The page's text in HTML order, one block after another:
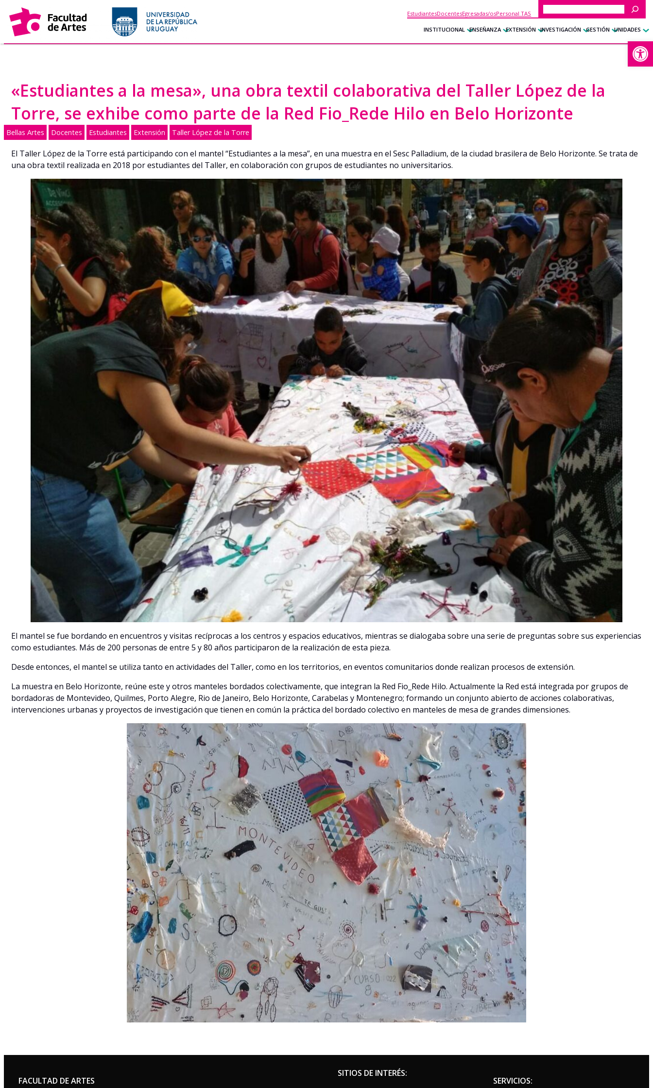
Saltar
al
contenido
EstudiantesDocentesEgresadas/osPersonal TAS
Buscar
INSTITUCIONAL ENSEÑANZA EXTENSIÓN INVESTIGACIÓN GESTIÓN UNIDADES
«Estudiantes a la mesa», una obra textil colaborativa del Taller López de la
Torre, se exhibe como parte de la Red Fio_Rede Hilo en Belo Horizonte
Bellas Artes Docentes Estudiantes Extensión Taller López de la Torre
El Taller López de la Torre está participando con el mantel “Estudiantes a la mesa”, en una muestra en el Sesc Palladium, de la ciudad brasilera de Belo Horizonte. Se trata de
una obra textil realizada en 2018 por estudiantes del Taller, en colaboración con grupos de estudiantes no universitarios.
El mantel se fue bordando en encuentros y visitas recíprocas a los centros y espacios educativos, mientras se dialogaba sobre una serie de preguntas sobre sus experiencias
como estudiantes. Más de 200 personas de entre 5 y 80 años participaron de la realización de esta pieza.
Desde entonces, el mantel se utiliza tanto en actividades del Taller, como en los territorios, en eventos comunitarios donde realizan procesos de extensión.
La muestra en Belo Horizonte, reúne este y otros manteles bordados colectivamente, que integran la Red Fio_Rede Hilo. Actualmente la Red está integrada por grupos de
bordadoras de Montevideo, Quilmes, Porto Alegre, Rio de Janeiro, Belo Horizonte, Carabelas y Montenegro; formando un conjunto abierto de acciones colaborativas,
intervenciones urbanas y proyectos de investigación que tienen en común la práctica del bordado colectivo en manteles de mesa de grandes dimensiones.
FACULTAD DE ARTES
SITIOS DE INTERÉS:
SERVICIOS: